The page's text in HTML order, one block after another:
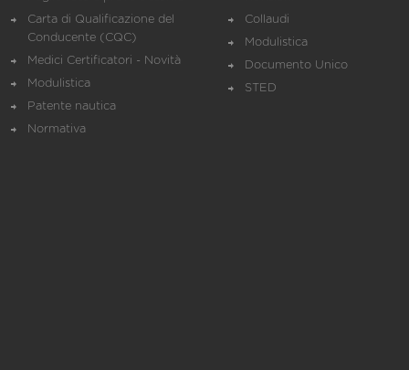
Carta di Qualificazione del
Conducente (CQC)
Medici Certificatori - Novità
Modulistica
Patente nautica
Normativa
Collaudi
Modulistica
Documento Unico
STED